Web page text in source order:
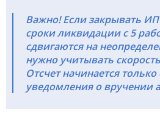
Важно! Если закрывать
сроки ликвидации с 5
сдвигаются на
нужно учитывать
Отсчет начинается
уведомления о вручении